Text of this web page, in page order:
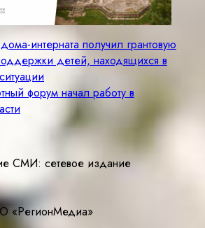
интерната получил грантовую
детей, находящихся в
форум начал работу в
СМИ: cетевое издание
«РегионМедиа»